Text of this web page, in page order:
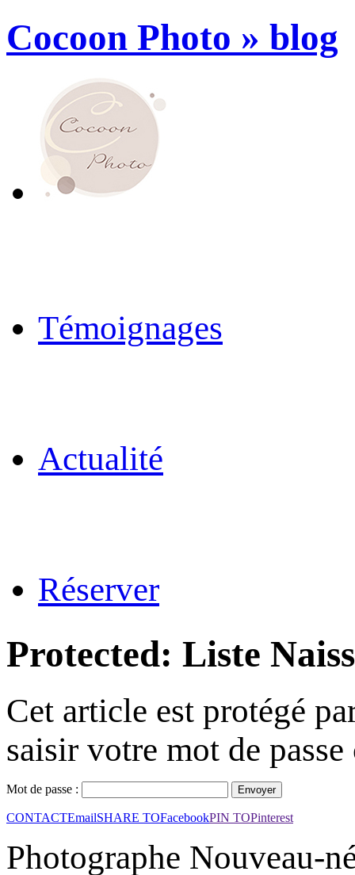
Cocoon Photo » blog
Témoignages
Actualité
Réserver
Protected: Liste
Cet article est protégé
saisir votre mot de
Mot de passe :
CONTACTEmailSHARE TOFacebookPIN TOPinterest
Photographe Nouveau-